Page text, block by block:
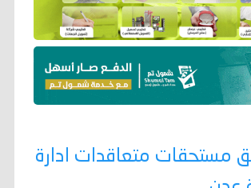
مستحقات متعاقدات ادارة